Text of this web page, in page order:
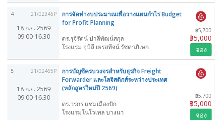
4 21/02345P
18 ก.ย. 2569
09.00-16.30
การจัดทำงบประมาณเพื่อวางแผนกำไร Budget
for Profit Planning
฿5,700
฿5,000
ดร.รุจิรัตน์ ปาลีพัฒน์สกุล
โรงแรม จุบีลี เพรสทีจน์ รัชดาภิเษก
จอง
5 21/02465P
18 ก.ย. 2569
09.00-16.30
การบัญชีครบวงจรสำหรับธุรกิจ Freight
Forwarder และโลจิสติกส์ระหว่างประเทศ
(หลักสูตรใหม่ปี 2569)
฿5,700
฿5,000
ดร.วรกร แช่มเมืองปัก
โรงแรมโนโวเทล บางนา
จอง